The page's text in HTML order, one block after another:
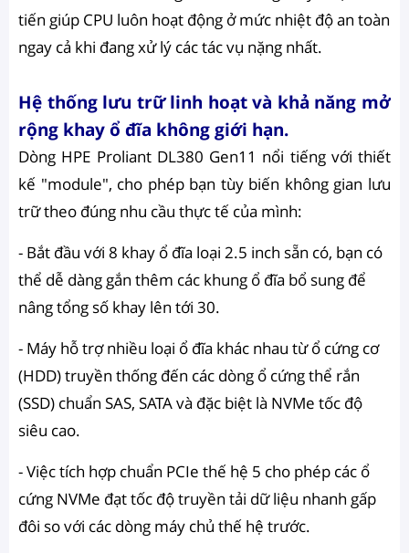
tiến giúp CPU luôn hoạt động ở mức nhiệt độ an toàn
ngay cả khi đang xử lý các tác vụ nặng nhất.
Hệ thống lưu trữ linh hoạt và khả năng mở
rộng khay ổ đĩa không giới hạn.
Dòng HPE Proliant DL380 Gen11 nổi tiếng với thiết
kế "module", cho phép bạn tùy biến không gian lưu
trữ theo đúng nhu cầu thực tế của mình:
- Bắt đầu với 8 khay ổ đĩa loại 2.5 inch sẵn có, bạn có
thể dễ dàng gắn thêm các khung ổ đĩa bổ sung để
nâng tổng số khay lên tới 30.
- Máy hỗ trợ nhiều loại ổ đĩa khác nhau từ ổ cứng cơ
(HDD) truyền thống đến các dòng ổ cứng thể rắn
(SSD) chuẩn SAS, SATA và đặc biệt là NVMe tốc độ
siêu cao.
- Việc tích hợp chuẩn PCIe thế hệ 5 cho phép các ổ
cứng NVMe đạt tốc độ truyền tải dữ liệu nhanh gấp
đôi so với các dòng máy chủ thế hệ trước.